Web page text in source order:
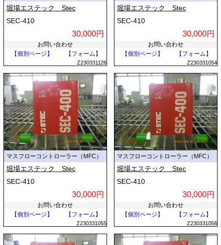
堀場エステック Stec
SEC-410
30,000円
お問い合わせ
【個別ページ】
【フォーム】
Z230331126
堀場エステック Stec
SEC-410
30,000円
お問い合わせ
【個別ページ】
【フォーム】
Z230331054
マスフローコントローラー（MFC）
堀場エステック Stec
SEC-410
30,000円
お問い合わせ
【個別ページ】
【フォーム】
Z230331055
マスフローコントローラー（MFC）
堀場エステック Stec
SEC-410
30,000円
お問い合わせ
【個別ページ】
【フォーム】
Z230331056